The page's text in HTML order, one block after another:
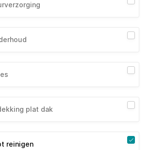
plat dak
reinigen